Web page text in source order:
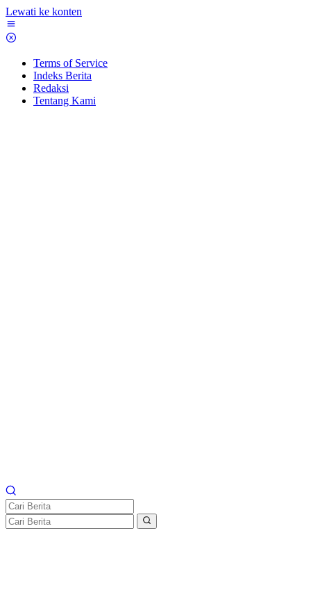
Lewati ke konten
Terms of Service
Indeks Berita
Redaksi
Tentang Kami